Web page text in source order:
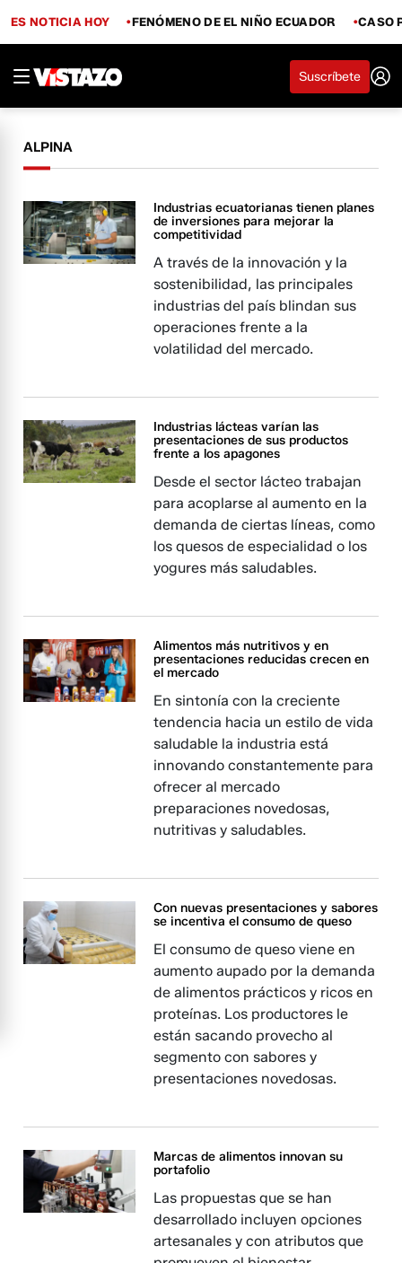
ES NOTICIA HOY FENÓMENO DE EL NIÑO ECUADOR CASO
Suscríbete
ALPINA
Industrias ecuatorianas tienen planes
de inversiones para mejorar la
competitividad
A través de la innovación y la
sostenibilidad, las principales
industrias del país blindan sus
operaciones frente a la
volatilidad del mercado.
Industrias lácteas varían las
presentaciones de sus productos
frente a los apagones
Desde el sector lácteo trabajan
para acoplarse al aumento en la
demanda de ciertas líneas, como
los quesos de especialidad o los
yogures más saludables.
Alimentos más nutritivos y en
presentaciones reducidas crecen en
el mercado
En sintonía con la creciente
tendencia hacia un estilo de vida
saludable la industria está
innovando constantemente para
ofrecer al mercado
preparaciones novedosas,
nutritivas y saludables.
Con nuevas presentaciones y sabores
se incentiva el consumo de queso
El consumo de queso viene en
aumento aupado por la demanda
de alimentos prácticos y ricos en
proteínas. Los productores le
están sacando provecho al
segmento con sabores y
presentaciones novedosas.
Marcas de alimentos innovan su
portafolio
Las propuestas que se han
desarrollado incluyen opciones
artesanales y con atributos que